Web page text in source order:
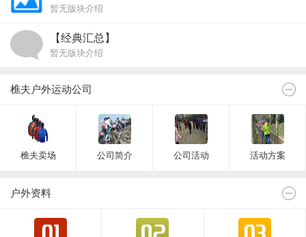
暂无版块介绍
【经典汇总】
暂无版块介绍
樵夫户外运动公司
樵夫卖场 公司简介 公司活动 活动方案
户外资料